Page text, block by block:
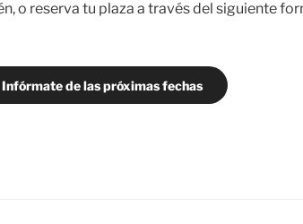
o reserva tu plaza a través del siguiente
Infórmate de las próximas fechas